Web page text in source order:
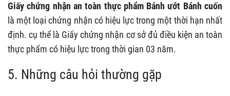
Giấy chứng nhận an toàn thực phẩm Bánh ướt Bánh cuốn
là một loại chứng nhận có hiệu lực trong một thời hạn nhất
định. cụ thể là Giấy chứng nhận cơ sở đủ điều kiện an toàn
thực phẩm có hiệu lực trong thời gian 03 năm.
5. Những câu hỏi thường gặp